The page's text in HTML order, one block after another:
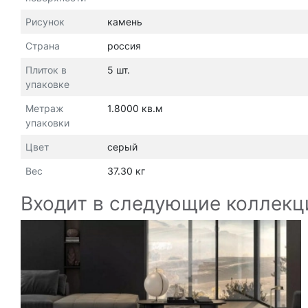
Рисунок камень
Страна россия
Плиток в
упаковке
5 шт.
Метраж
упаковки
1.8000 кв.м
Цвет серый
Вес 37.30 кг
Входит в следующие